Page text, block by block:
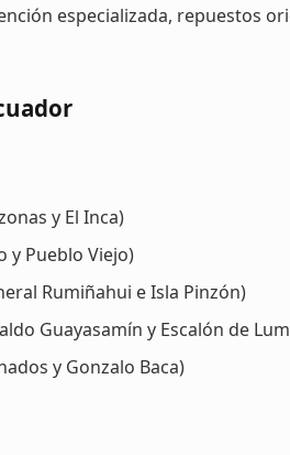
especializada, repuestos
y El Inca)
y Pueblo Viejo)
Rumiñahui e Isla Pinzón)
Guayasamín y Escalón de
y Gonzalo Baca)